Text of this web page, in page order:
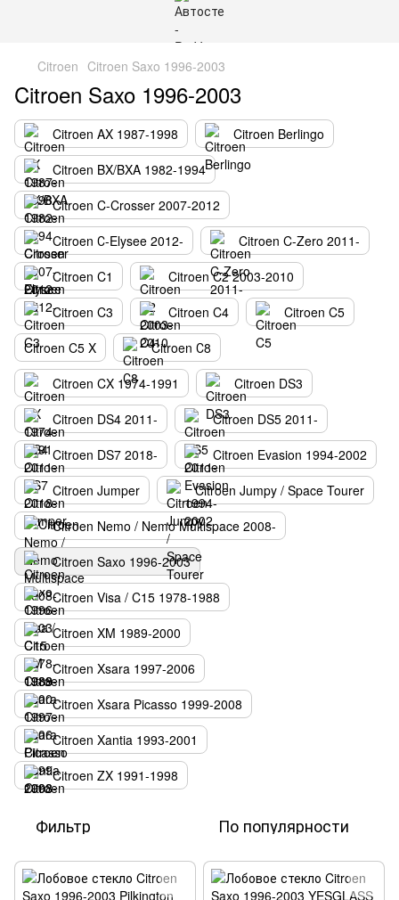
Citroen Citroen Saxo 1996-2003
Citroen Saxo 1996-2003
Citroen AX 1987-1998
Citroen Berlingo
Citroen BX/BXA 1982-1994
Citroen C-Crosser 2007-2012
Citroen С-Elysee 2012-
Citroen C-Zero 2011-
Citroen C1
Citroen C2 2003-2010
Citroen C3
Citroen C4
Citroen C5
Citroen C5 X
Citroen С8
Citroen CX 1974-1991
Citroen DS3
Citroen DS4 2011-
Citroen DS5 2011-
Citroen DS7 2018-
Citroen Evasion 1994-2002
Citroen Jumper
Citroen Jumpy / Space Tourer
Citroen Nemo / Nemo Multispace 2008-
Citroen Saxo 1996-2003
Citroen Visa / C15 1978-1988
Citroen XM 1989-2000
Citroen Xsara 1997-2006
Citroen Xsara Picasso 1999-2008
Citroen Xantia 1993-2001
Citroen ZX 1991-1998
Фильтр По популярности